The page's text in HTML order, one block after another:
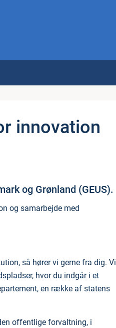
in­nova­tion
og Grønland (GEUS).
og samarbejde med
så hører vi gerne fra dig. Vi
hvor du indgår i et
en række af statens
offentlige forvaltning, i